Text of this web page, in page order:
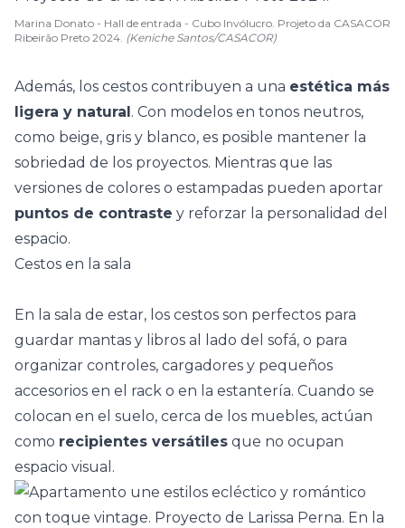
Marina Donato - Hall de entrada - Cubo Invólucro. Projeto da CASACOR
Ribeirão Preto 2024. (Keniche Santos/CASACOR)
Además, los cestos contribuyen a una estética más
ligera y natural. Con modelos en tonos neutros,
como beige, gris y blanco, es posible mantener la
sobriedad de los proyectos. Mientras que las
versiones de colores o estampadas pueden aportar
puntos de contraste y reforzar la personalidad del
espacio.
Cestos en la sala
En la sala de estar, los cestos son perfectos para
guardar mantas y libros al lado del sofá, o para
organizar controles, cargadores y pequeños
accesorios en el rack o en la estantería. Cuando se
colocan en el suelo, cerca de los muebles, actúan
como recipientes versátiles que no ocupan
espacio visual.